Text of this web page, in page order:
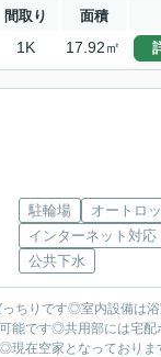
間取り 面積
1K 17.92㎡
駐輪場 オートロ
インターネット対応
公共下水
ちりです◎室内設備は
能です◎共用部には宅配
在空家となっておりま